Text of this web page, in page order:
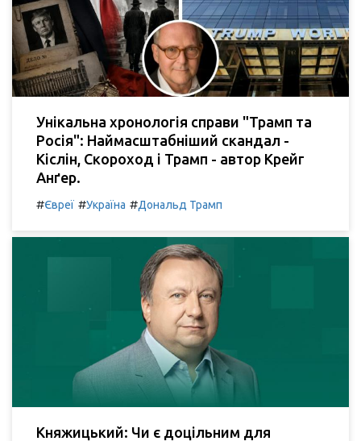
Унікальна хронологія справи "Трамп та
Росія": Наймасштабніший скандал -
Кіслін, Скороход і Трамп - автор Крейг
Анґер.
#Євреї #Україна #Дональд Трамп
Княжицький: Чи є доцільним для